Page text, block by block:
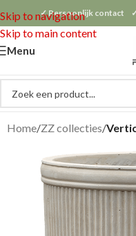
Skip to navigation
Skip to main content
✓ Persoonlijk contact ✓
Menu
Home ZZ collecties